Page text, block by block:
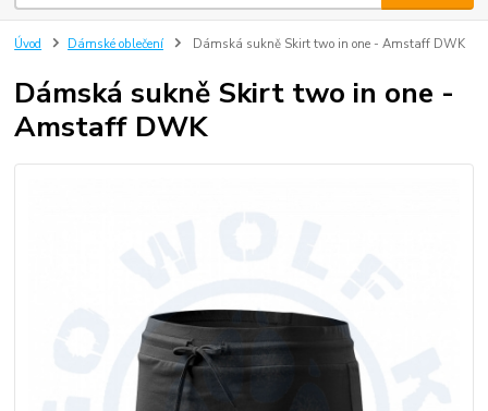
Úvod Dámské oblečení Dámská sukně Skirt two in one - Amstaff DWK
Dámská sukně Skirt two in one -
Amstaff DWK